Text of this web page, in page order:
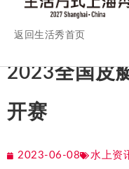
返回生活秀首页
2023全国皮
开赛
2023-06-08 水上资